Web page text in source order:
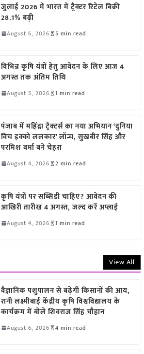
जुलाई 2026 में भारत में ट्रैक्टर रिटेल बिक्री
28.1% बढ़ी
August 6, 2026 5 min read
विभिन्न कृषि यंत्रों हेतु आवेदन के लिए आज 4
अगस्त तक अंतिम तिथि
August 5, 2026 1 min read
पंजाब में महिंद्रा ट्रैक्टर्स का नया अभियान ‘दुनिया
विच इक्को ललकार’ लॉन्च, सुखबीर सिंह और
परमिश वर्मा बने चेहरा
August 4, 2026 2 min read
कृषि यंत्रों पर सब्सिडी चाहिए? आवेदन की
आखिरी तारीख 4 अगस्त, जल्द करें अप्लाई
August 4, 2026 1 min read
View All
वैज्ञानिक पशुपालन से बढ़ेगी किसानों की आय,
रानी लक्ष्मीबाई केंद्रीय कृषि विश्वविद्यालय के
कार्यक्रम में बोले शिवराज सिंह चौहान
August 6, 2026 4 min read